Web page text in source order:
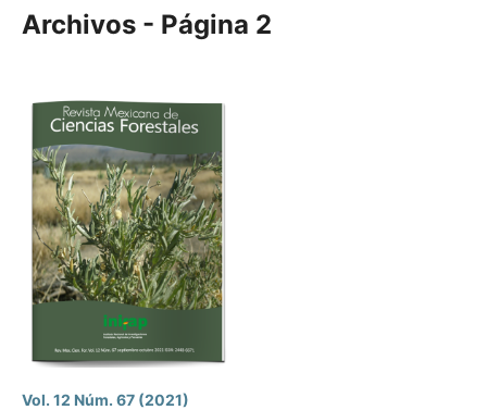
Archivos - Página 2
Vol. 12 Núm. 67 (2021)